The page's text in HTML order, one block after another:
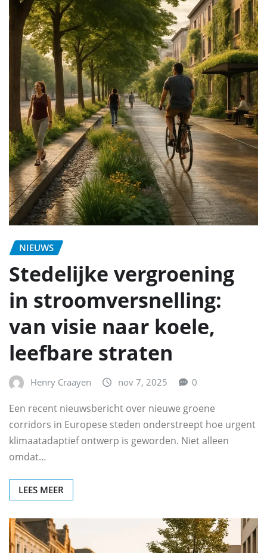
NIEUWS
Stedelijke vergroening
in stroomversnelling:
van visie naar koele,
leefbare straten
Henry Craayen nov 7, 2025 0
Een recent nieuwsbericht over nieuwe groene
corridors in Europese steden onderstreept hoe urgent
klimaatadaptief ontwerp is geworden. Niet alleen
omdat…
LEES MEER